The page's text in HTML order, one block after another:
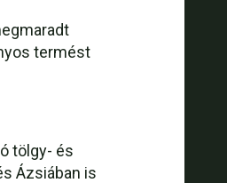
termést
tölgy- és
Ázsiában is